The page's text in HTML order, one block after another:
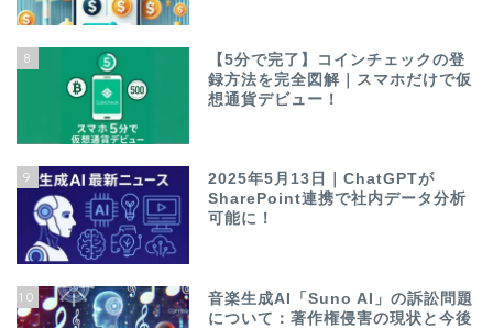
8
【5分で完了】コインチェックの登
録方法を完全図解｜スマホだけで仮
想通貨デビュー！
9
2025年5月13日｜ChatGPTが
SharePoint連携で社内データ分析
可能に！
10
音楽生成AI「Suno AI」の訴訟問題
について：著作権侵害の現状と今後